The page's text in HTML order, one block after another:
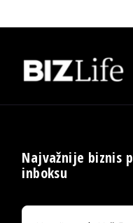
Najvažnije biznis
inboksu